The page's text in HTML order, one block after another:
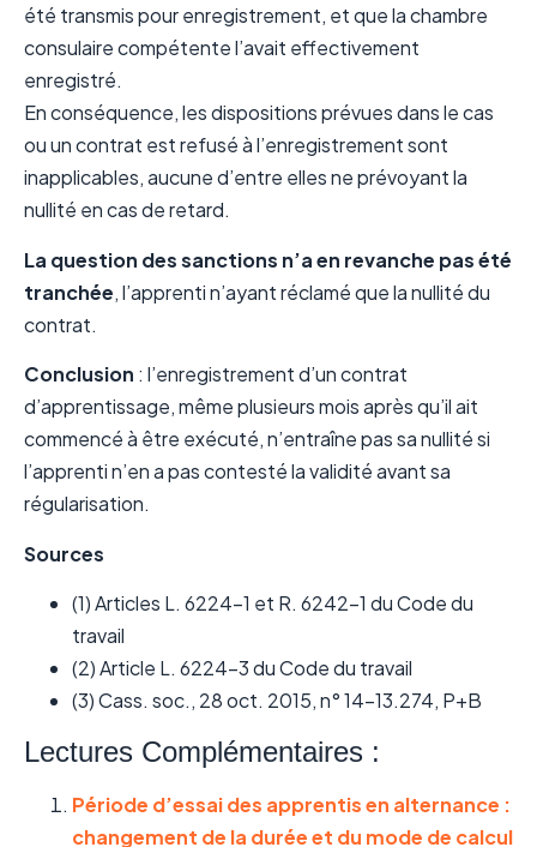
été transmis pour enregistrement, et que la chambre
consulaire compétente l’avait effectivement
enregistré.
En conséquence, les dispositions prévues dans le cas
ou un contrat est refusé à l’enregistrement sont
inapplicables, aucune d’entre elles ne prévoyant la
nullité en cas de retard.
La question des sanctions n’a en revanche pas été
tranchée, l’apprenti n’ayant réclamé que la nullité du
contrat.
Conclusion : l’enregistrement d’un contrat
d’apprentissage, même plusieurs mois après qu’il ait
commencé à être exécuté, n’entraîne pas sa nullité si
l’apprenti n’en a pas contesté la validité avant sa
régularisation.
Sources
(1) Articles L. 6224-1 et R. 6242-1 du Code du
travail
(2) Article L. 6224-3 du Code du travail
(3) Cass. soc., 28 oct. 2015, n° 14-13.274, P+B
Lectures Complémentaires :
Période d’essai des apprentis en alternance :
changement de la durée et du mode de calcul